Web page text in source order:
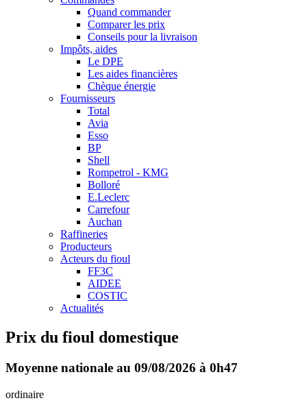
Quand commander
Comparer les prix
Conseils pour la livraison
Impôts, aides
Le DPE
Les aides financières
Chèque énergie
Fournisseurs
Total
Avia
Esso
BP
Shell
Rompetrol - KMG
Bolloré
E.Leclerc
Carrefour
Auchan
Raffineries
Producteurs
Acteurs du fioul
FF3C
AIDEE
COSTIC
Actualités
Prix du fioul domestique
Moyenne nationale au 09/08/2026 à 0h47
ordinaire